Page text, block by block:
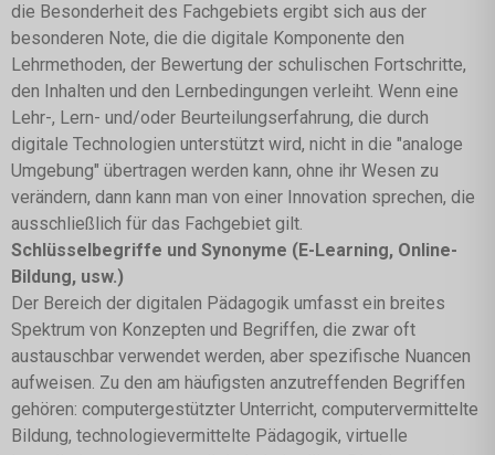
die Besonderheit des Fachgebiets ergibt sich aus der
besonderen Note, die die digitale Komponente den
Lehrmethoden, der Bewertung der schulischen Fortschritte,
den Inhalten und den Lernbedingungen verleiht. Wenn eine
Lehr-, Lern- und/oder Beurteilungserfahrung, die durch
digitale Technologien unterstützt wird, nicht in die "analoge
Umgebung" übertragen werden kann, ohne ihr Wesen zu
verändern, dann kann man von einer Innovation sprechen, die
ausschließlich für das Fachgebiet gilt.
Schlüsselbegriffe und Synonyme (E-Learning, Online-
Bildung, usw.)
Der Bereich der digitalen Pädagogik umfasst ein breites
Spektrum von Konzepten und Begriffen, die zwar oft
austauschbar verwendet werden, aber spezifische Nuancen
aufweisen. Zu den am häufigsten anzutreffenden Begriffen
gehören: computergestützter Unterricht, computervermittelte
Bildung, technologievermittelte Pädagogik, virtuelle